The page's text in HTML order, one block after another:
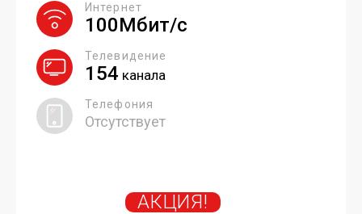
100Мбит/с
Интернет
154 канала
Телевидение
Отсутствует
Телефония
АКЦИЯ!